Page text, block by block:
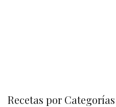
Recetas por Categorías